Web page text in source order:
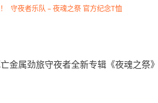
守夜者乐队 – 夜魂之祭 官方纪念T恤